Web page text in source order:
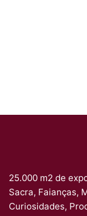
25.000 m2 de
Sacra, Faianças,
Curiosidades,